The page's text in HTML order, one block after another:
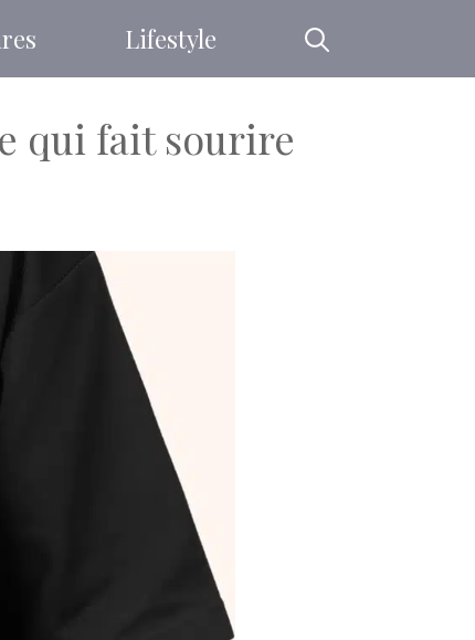
Lifestyle
qui fait sourire